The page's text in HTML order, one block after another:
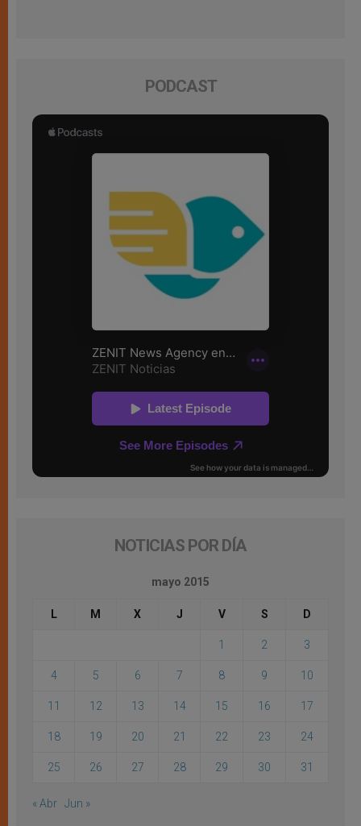
PODCAST
NOTICIAS POR DÍA
mayo 2015
L M X J V S D
1 2 3
4 5 6 7 8 9 10
11 12 13 14 15 16 17
18 19 20 21 22 23 24
25 26 27 28 29 30 31
« Abr Jun »